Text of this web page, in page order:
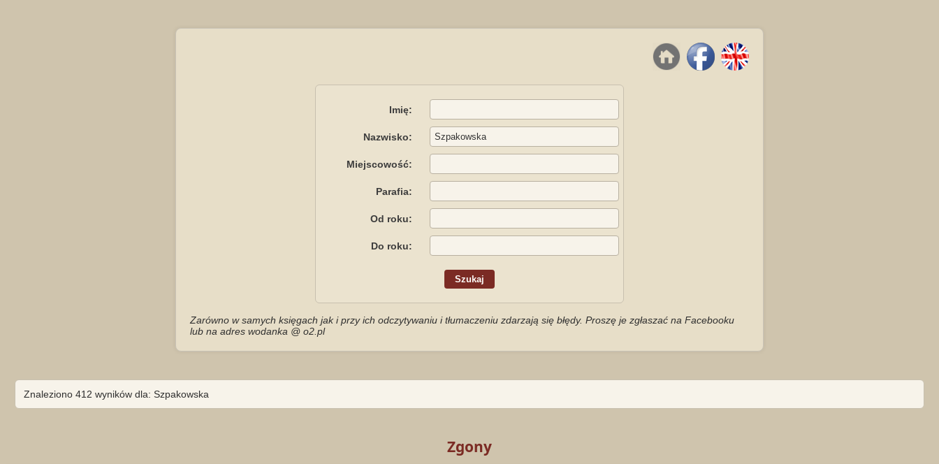
Imię:
Nazwisko:
Miejscowość:
Parafia:
Od roku:
Do roku:
Zarówno w samych księgach jak i przy ich odczytywaniu i tłumaczeniu zdarzają się błędy. Proszę je zgłaszać na Facebooku
lub na adres wodanka @ o2.pl
Znaleziono 412 wyników dla: Szpakowska
Zgony